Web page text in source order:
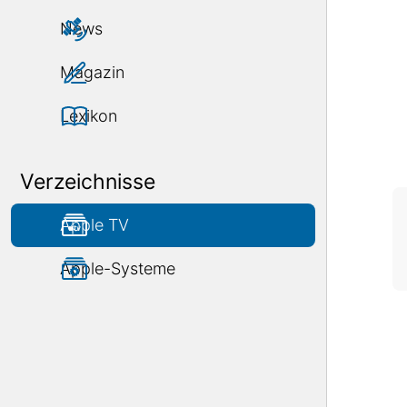
News
Magazin
Lexikon
Verzeichnisse
Apple TV
Apple-Systeme